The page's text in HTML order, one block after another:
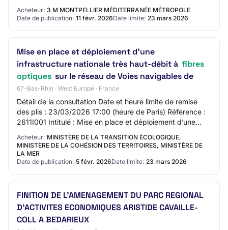
importants (montant, époque, lieu d'exécu…
Acheteur: 3 M MONTPELLIER MÉDITERRANÉE MÉTROPOLE
Date de publication: 11 févr. 2026Date limite: 23 mars 2026
Mise en place et déploiement d’une
infrastructure nationale très haut-débit à fibres
optiques sur le réseau de Voies navigables de
67-Bas-Rhin · West Europe · France
Détail de la consultation Date et heure limite de remise
des plis : 23/03/2026 17:00 (heure de Paris) Référence :
2611I001 Intitulé : Mise en place et déploiement d’une
infrastructure nationale très…
Acheteur: MINISTÈRE DE LA TRANSITION ÉCOLOGIQUE,
MINISTÈRE DE LA COHÉSION DES TERRITOIRES, MINISTÈRE DE
LA MER
Date de publication: 5 févr. 2026Date limite: 23 mars 2026
FINITION DE L'AMENAGEMENT DU PARC REGIONAL
D'ACTIVITES ECONOMIQUES ARISTIDE CAVAILLE-
COLL A BEDARIEUX